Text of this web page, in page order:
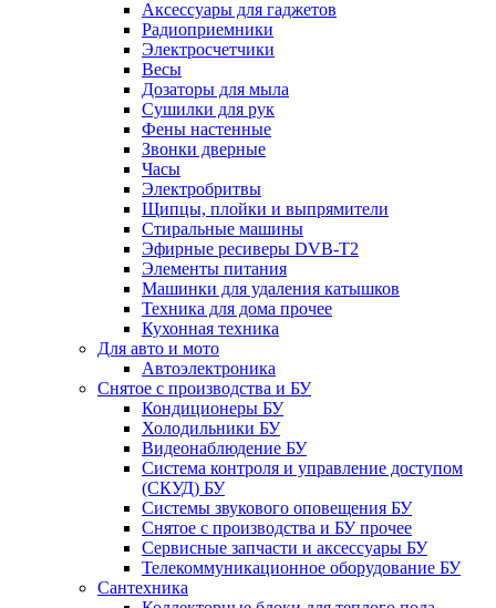
Аксессуары для гаджетов
Радиоприемники
Электросчетчики
Весы
Дозаторы для мыла
Сушилки для рук
Фены настенные
Звонки дверные
Часы
Электробритвы
Щипцы, плойки и выпрямители
Стиральные машины
Эфирные ресиверы DVB-T2
Элементы питания
Машинки для удаления катышков
Техника для дома прочее
Кухонная техника
Для авто и мото
Автоэлектроника
Снятое с производства и БУ
Кондиционеры БУ
Холодильники БУ
Видеонаблюдение БУ
Система контроля и управление доступом
(СКУД) БУ
Системы звукового оповещения БУ
Снятое с производства и БУ прочее
Сервисные запчасти и аксессуары БУ
Телекоммуникационное оборудование БУ
Сантехника